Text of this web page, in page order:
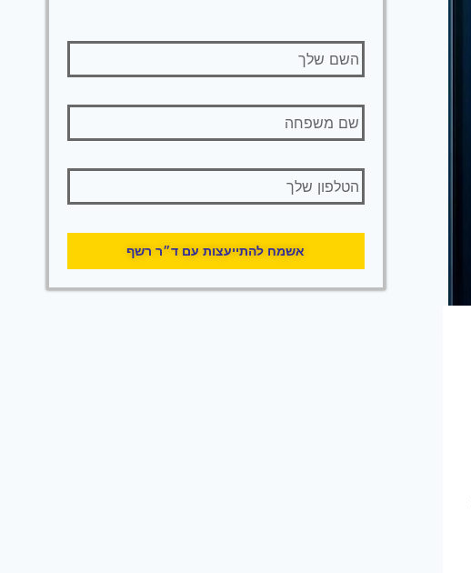
אשמח להתייעצות עם ד״ר רשף